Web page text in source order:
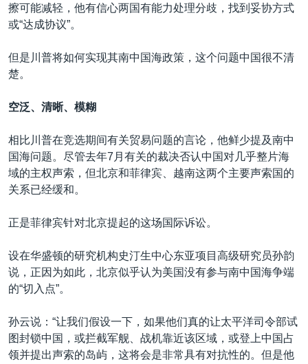
擦可能减轻，他有信心两国有能力处理分歧，找到妥协方式
或“达成协议”。
但是川普将如何实现其南中国海政策，这个问题中国很不清
楚。
空泛、清晰、模糊
相比川普在竞选期间有关贸易问题的言论，他鲜少提及南中
国海问题。尽管去年7月有关的裁决否认中国对几乎整片海
域的主权声索，但北京和菲律宾、越南这两个主要声索国的
关系已经缓和。
正是菲律宾针对北京提起的这场国际诉讼。
设在华盛顿的研究机构史汀生中心东亚项目高级研究员孙韵
说，正因为如此，北京似乎认为美国没有参与南中国海争端
的“切入点”。
孙云说：“让我们假设一下，如果他们真的让太平洋司令部试
图封锁中国，或拦截军舰、战机靠近该区域，或登上中国占
领并提出声索的岛屿，这将会是非常具有对抗性的。但是他